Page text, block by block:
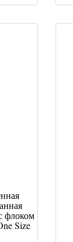
флоком
Size